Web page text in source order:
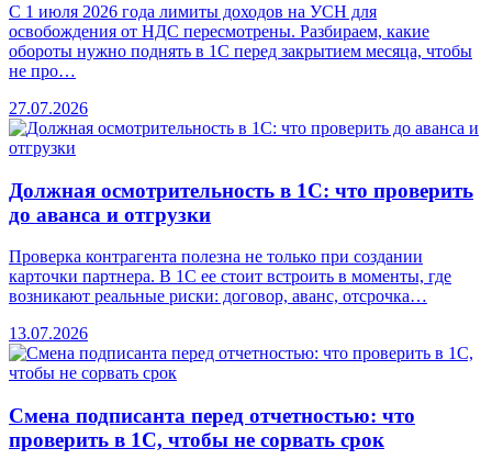
С 1 июля 2026 года лимиты доходов на УСН для
освобождения от НДС пересмотрены. Разбираем, какие
обороты нужно поднять в 1С перед закрытием месяца, чтобы
не про…
27.07.2026
Должная осмотрительность в 1С: что проверить
до аванса и отгрузки
Проверка контрагента полезна не только при создании
карточки партнера. В 1С ее стоит встроить в моменты, где
возникают реальные риски: договор, аванс, отсрочка…
13.07.2026
Смена подписанта перед отчетностью: что
проверить в 1С, чтобы не сорвать срок